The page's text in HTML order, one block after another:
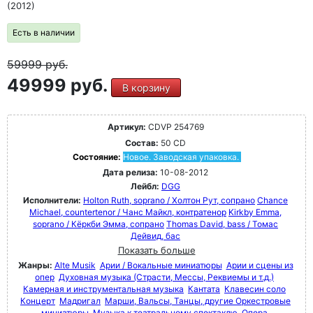
многих других.
(2012)
Есть в наличии
59999руб.
49999 руб. В корзину
Артикул: CDVP 254769
Состав: 50 CD
Состояние: Новое. Заводская упаковка.
Дата релиза: 10-08-2012
Лейбл: DGG
Исполнители: Holton Ruth, soprano / Холтон Рут, сопрано Chance
Michael, countertenor / Чанс Майкл, контратенор Kirkby Emma,
soprano / Кёркби Эмма, сопрано Thomas David, bass / Томас
Дейвид, бас
Показать больше
Жанры: Alte Musik Арии / Вокальные миниатюры Арии и сцены из
опер Духовная музыка (Страсти, Мессы, Реквиемы и т.д.)
Камерная и инструментальная музыка Кантата Клавесин соло
Концерт Мадригал Марши, Вальсы, Танцы, другие Оркестровые